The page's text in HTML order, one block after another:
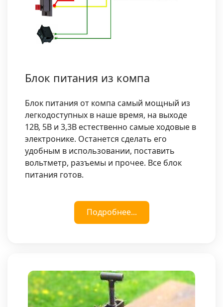
Блок питания из компа
Блок питания от компа самый мощный из
легкодоступных в наше время, на выходе
12В, 5В и 3,3В естественно самые ходовые в
электронике. Останется сделать его
удобным в использовании, поставить
вольтметр, разъемы и прочее. Все блок
питания готов.
Подробнее...